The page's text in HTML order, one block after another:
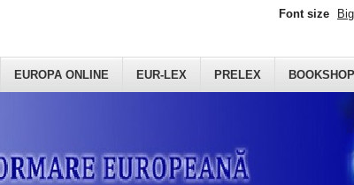
EUROPA ONLINE EUR-LEX PRELEX
Font size